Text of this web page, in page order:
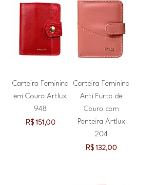
Carteira Feminina
em Couro Artlux
948
Preço
R$ 151,00
Carteira Feminina
Anti Furto de
Couro com
Ponteira Artlux
204
Preço
R$ 132,00